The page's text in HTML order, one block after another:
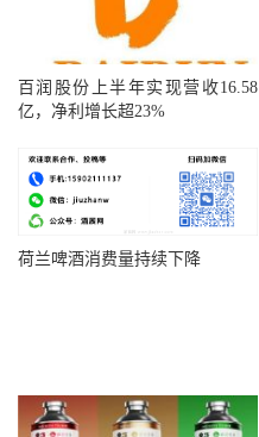
百润股份上半年实现营收16.58
亿，净利增长超23%
荷兰啤酒消费量持续下降